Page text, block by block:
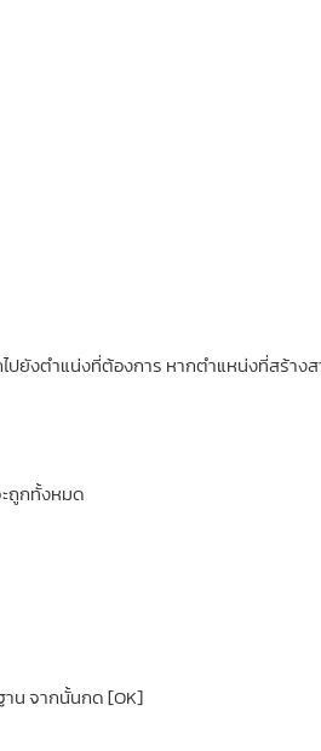
ยังตำแน่งที่ต้องการ หากตำแหน่งที่สร้างส
ถูกทั้งหมด
าน จากนั้นกด [OK]